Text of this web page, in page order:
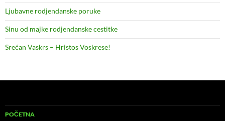
Ljubavne rodjendanske poruke
Sinu od majke rodjendanske cestitke
Srećan Vaskrs – Hristos Voskrese!
POČETNA